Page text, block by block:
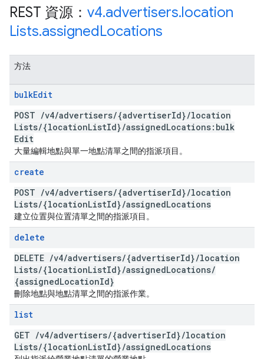
REST 資源： v4.advertisers.location
Lists.assignedLocations
方法
bulkEdit
POST /v4/advertisers/{advertiserId}/location
Lists/{locationListId}/assignedLocations:bulk
Edit
大量編輯地點與單一地點清單之間的指派項目。
create
POST /v4/advertisers/{advertiserId}/location
Lists/{locationListId}/assignedLocations
建立位置與位置清單之間的指派項目。
delete
DELETE /v4/advertisers/{advertiserId}/location
Lists/{locationListId}/assignedLocations/
{assignedLocationId}
刪除地點與地點清單之間的指派作業。
list
GET /v4/advertisers/{advertiserId}/location
Lists/{locationListId}/assignedLocations